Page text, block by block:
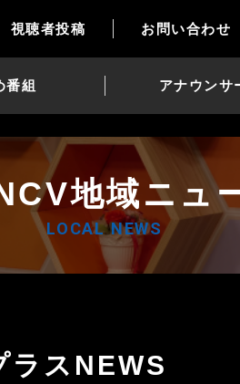
視聴者投稿 お問い合わせ
番組 アナウンサ
地域ニュ
LOCAL NEWS
ラスNEWS